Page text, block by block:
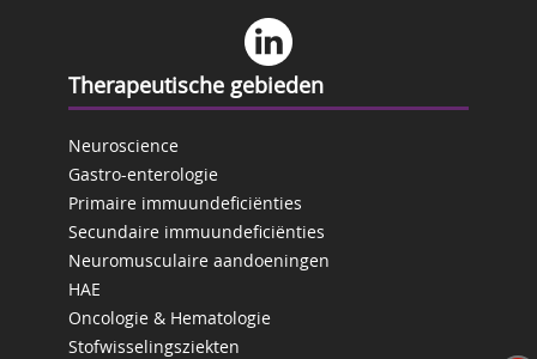
Therapeutische gebieden
Neuroscience
Gastro-enterologie
Primaire immuundeficiënties
Secundaire immuundeficiënties
Neuromusculaire aandoeningen
HAE
Oncologie & Hematologie
Stofwisselingsziekten